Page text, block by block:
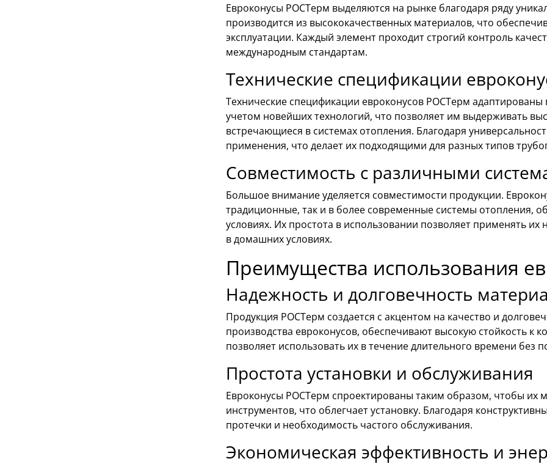
Евроконусы РОСТерм выделяются на рынке благодаря ряду
производится из высококачественных материалов, что
эксплуатации. Каждый элемент проходит строгий контроль
международным стандартам.
Технические спецификации
Технические спецификации евроконусов РОСТерм
учетом новейших технологий, что позволяет им выдерживать
встречающиеся в системах отопления. Благодаря
применения, что делает их подходящими для разных типов
Совместимость с различными
Большое внимание уделяется совместимости продукции.
традиционные, так и в более современные системы отопления,
условиях. Их простота в использовании позволяет применять
в домашних условиях.
Преимущества использования
Надежность и долговечность
Продукция РОСТерм создается с акцентом на качество и
производства евроконусов, обеспечивают высокую стойкость к
позволяет использовать их в течение длительного времени без
Простота установки и обслуживания
Евроконусы РОСТерм спроектированы таким образом, чтобы их
инструментов, что облегчает установку. Благодаря
протечки и необходимость частого обслуживания.
Экономическая эффективность и